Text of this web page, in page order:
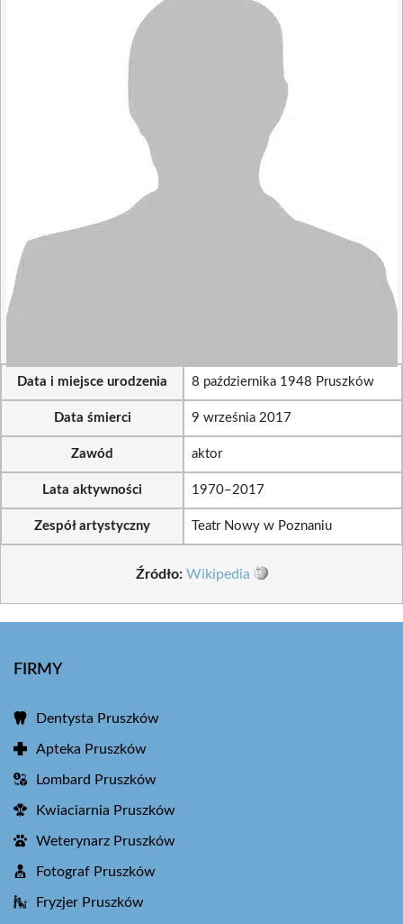
Data i miejsce urodzenia 8 października 1948 Pruszków
Data śmierci 9 września 2017
Zawód aktor
Lata aktywności 1970–2017
Zespół artystyczny Teatr Nowy w Poznaniu
Źródło: Wikipedia
FIRMY
Dentysta Pruszków
Apteka Pruszków
Lombard Pruszków
Kwiaciarnia Pruszków
Weterynarz Pruszków
Fotograf Pruszków
Fryzjer Pruszków